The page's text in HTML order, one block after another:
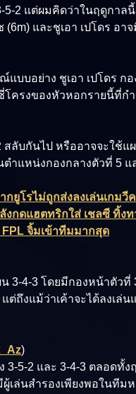
2 แต่ผมคิดว่าในฤดูกาล
(6m) และชูเอา เปโดร อ
แบบอย่าง ชูเอา เปโดร
โครงของหัวหอกรายนี้ที่ก
สลับกันไป หรืออาจจะใ
ตำแหน่งกองกลางตัวที่ 5
ยูโรไม่ถูกส่งลงเล่นเกมวี
งกดแฮตทริกใส่ เชลซี ทิ้ง
จิ้มเข้าทีมมากสุด
3-4-3 โดยมีกองหน้าตัว
ถึงแม้ว่าเค้าจะได้ลงเล่
)
3-5-2 และ 3-4-3 ตลอดทั้
ล่นสำรองเพียงพอในทีม